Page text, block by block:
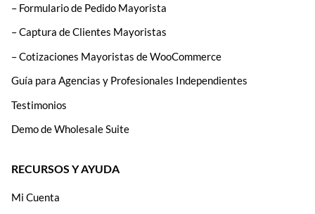
– Formulario de Pedido Mayorista
– Captura de Clientes Mayoristas
– Cotizaciones Mayoristas de WooCommerce
Guía para Agencias y Profesionales Independientes
Testimonios
Demo de Wholesale Suite
RECURSOS Y AYUDA
Mi Cuenta